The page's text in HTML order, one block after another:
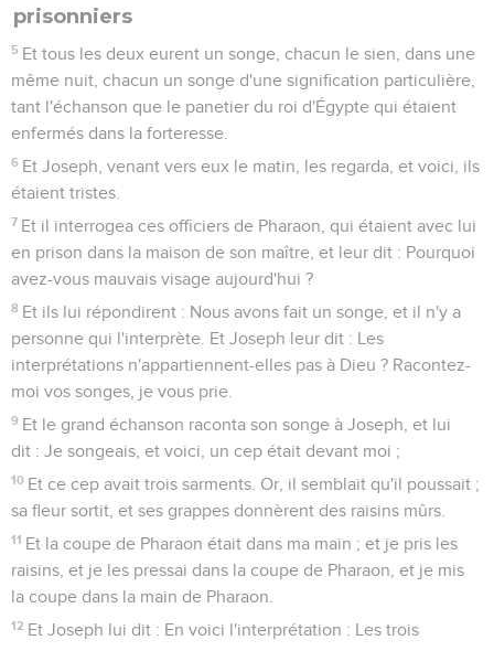
prisonniers
5 Et tous les deux eurent un songe, chacun le sien, dans une
même nuit, chacun un songe d'une signification particulière,
tant l'échanson que le panetier du roi d'Égypte qui étaient
enfermés dans la forteresse.
6 Et Joseph, venant vers eux le matin, les regarda, et voici, ils
étaient tristes.
7 Et il interrogea ces officiers de Pharaon, qui étaient avec lui
en prison dans la maison de son maître, et leur dit : Pourquoi
avez-vous mauvais visage aujourd'hui ?
8 Et ils lui répondirent : Nous avons fait un songe, et il n'y a
personne qui l'interprète. Et Joseph leur dit : Les
interprétations n'appartiennent-elles pas à Dieu ? Racontez-
moi vos songes, je vous prie.
9 Et le grand échanson raconta son songe à Joseph, et lui
dit : Je songeais, et voici, un cep était devant moi ;
10 Et ce cep avait trois sarments. Or, il semblait qu'il poussait ;
sa fleur sortit, et ses grappes donnèrent des raisins mûrs.
11 Et la coupe de Pharaon était dans ma main ; et je pris les
raisins, et je les pressai dans la coupe de Pharaon, et je mis
la coupe dans la main de Pharaon.
12 Et Joseph lui dit : En voici l'interprétation : Les trois